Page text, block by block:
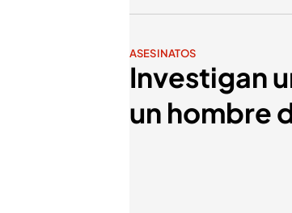
ASESINATOS
Investigan
un hombre